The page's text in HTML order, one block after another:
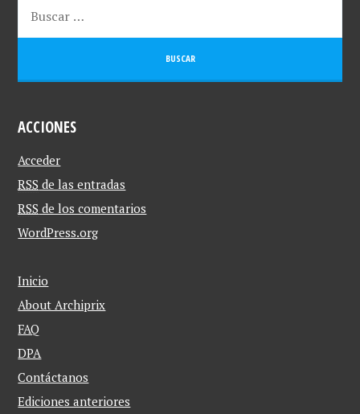
ACCIONES
Acceder
RSS de las entradas
RSS de los comentarios
WordPress.org
Inicio
About Archiprix
FAQ
DPA
Contáctanos
Ediciones anteriores